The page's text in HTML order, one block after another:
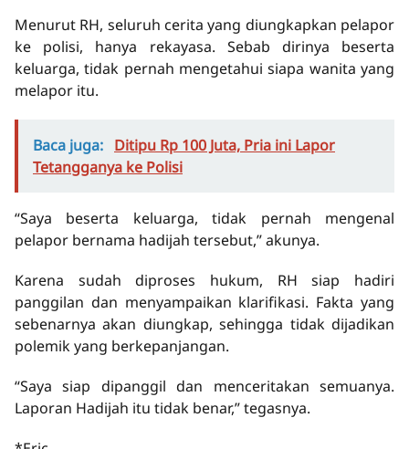
Menurut RH, seluruh cerita yang diungkapkan pelapor
ke polisi, hanya rekayasa. Sebab dirinya beserta
keluarga, tidak pernah mengetahui siapa wanita yang
melapor itu.
Baca juga: Ditipu Rp 100 Juta, Pria ini Lapor
Tetangganya ke Polisi
“Saya beserta keluarga, tidak pernah mengenal
pelapor bernama hadijah tersebut,” akunya.
Karena sudah diproses hukum, RH siap hadiri
panggilan dan menyampaikan klarifikasi. Fakta yang
sebenarnya akan diungkap, sehingga tidak dijadikan
polemik yang berkepanjangan.
“Saya siap dipanggil dan menceritakan semuanya.
Laporan Hadijah itu tidak benar,” tegasnya.